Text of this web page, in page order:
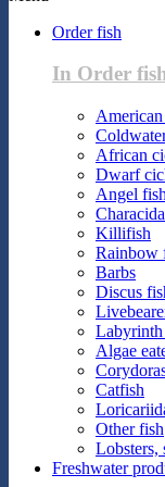
Order fish
In Order
African
Dwarf
Angel fish
Killifish
Rainbow
Barbs
Discus
Labyrinth
Algae
Catfish
Other fish
Lobsters,
Freshwater